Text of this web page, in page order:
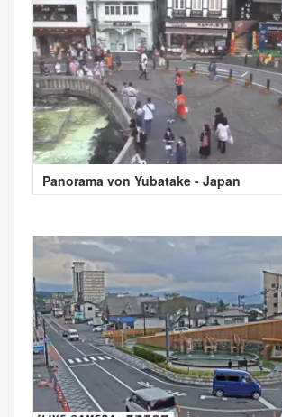
Panorama von Yubatake - Japan